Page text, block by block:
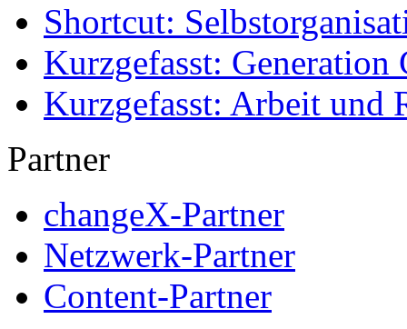
Shortcut:
Kurzgefasst: Generation
Kurzgefasst: Arbeit und
Partner
changeX-Partner
Netzwerk-Partner
Content-Partner